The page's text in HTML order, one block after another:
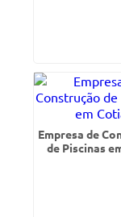
Empresa de
de Piscinas